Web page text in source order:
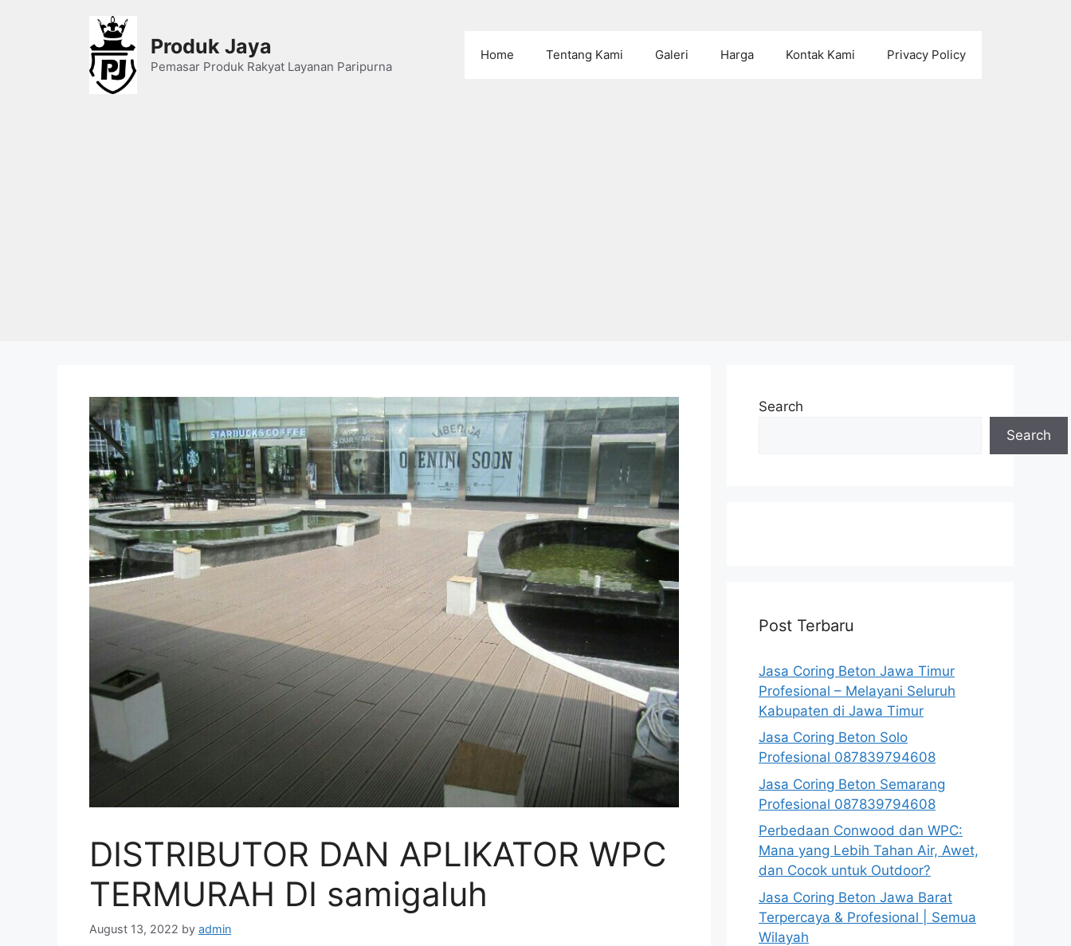
Produk Jaya
Pemasar Produk Rakyat Layanan Paripurna
Home Tentang Kami Galeri Harga Kontak Kami Privacy Policy
DISTRIBUTOR DAN APLIKATOR WPC
TERMURAH DI samigaluh
August 13, 2022 by admin
Search
Search
Post Terbaru
Jasa Coring Beton Jawa Timur
Profesional – Melayani Seluruh
Kabupaten di Jawa Timur
Jasa Coring Beton Solo
Profesional 087839794608
Jasa Coring Beton Semarang
Profesional 087839794608
Perbedaan Conwood dan WPC:
Mana yang Lebih Tahan Air, Awet,
dan Cocok untuk Outdoor?
Jasa Coring Beton Jawa Barat
Terpercaya & Profesional | Semua
Wilayah